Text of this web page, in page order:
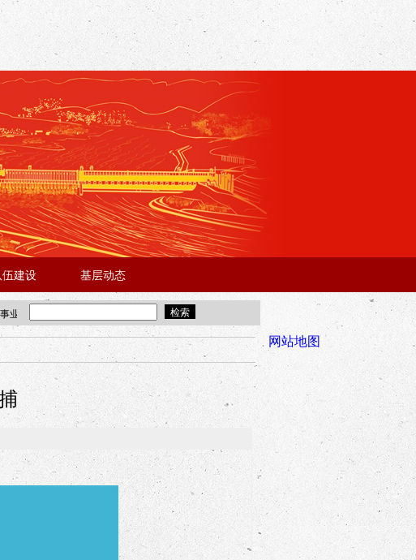
伍建设 基层动态
业单位2025年“招才兴业”事业单位人才引进·北京站面试成绩公告 全市安全
网站地图